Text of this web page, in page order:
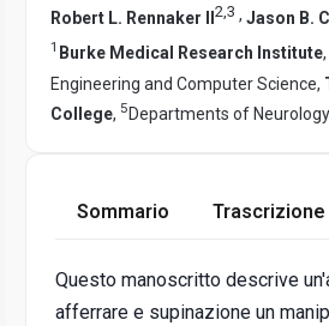
Robert L. Rennaker II2 3 , Jason B.
1 Burke Medical Research Institute,
Engineering and Computer Science,
College, 5 Departments of
Sommario Trascrizione
Questo manoscritto descrive
afferrare e supinazione un